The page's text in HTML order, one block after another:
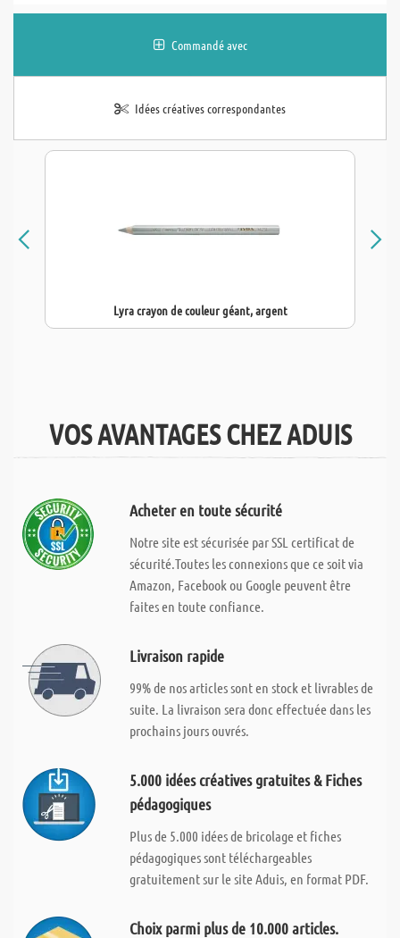
Commandé avec
Idées créatives correspondantes
Lyra crayon de couleur géant, argent
VOS AVANTAGES CHEZ ADUIS
Acheter en toute sécurité
Notre site est sécurisée par SSL certificat de
sécurité.Toutes les connexions que ce soit via
Amazon, Facebook ou Google peuvent être
faites en toute confiance.
Livraison rapide
99% de nos articles sont en stock et livrables de
suite. La livraison sera donc effectuée dans les
prochains jours ouvrés.
5.000 idées créatives gratuites & Fiches
pédagogiques
Plus de 5.000 idées de bricolage et fiches
pédagogiques sont téléchargeables
gratuitement sur le site Aduis, en format PDF.
Choix parmi plus de 10.000 articles.